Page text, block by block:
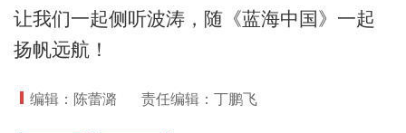
让我们一起侧听波涛，随《蓝海中国》一起
扬帆远航！
编辑：陈蕾潞 责任编辑：丁鹏飞